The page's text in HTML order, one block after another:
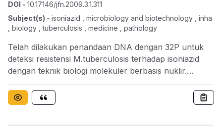
DOI - 10.17146/jfn.2009.3.1.311
Subject(s) - isoniazid , microbiology and biotechnology , inha
, biology , tuberculosis , medicine , pathology
Telah dilakukan penandaan DNA dengan 32P untuk
deteksi resistensi M.tuberculosis terhadap isoniazid
dengan teknik biologi molekuler berbasis nuklir.
Tuberkulosis (TB) menempati urutan pertama
penyebab kematian akibat penyakit infeksi di
Indonesia. Salah satu penyebab sulitnya pengendalian